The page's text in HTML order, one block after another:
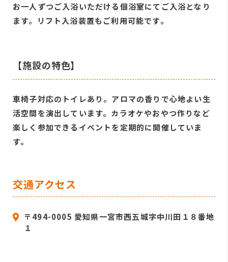
お一人ずつご入浴いただける個浴室にてご入浴となり
ます。リフト入浴装置もご利用可能です。
【施設の特色】
車椅子対応のトイレあり。アロマの香りで心地よい生
活空間を演出しています。カラオケやおやつ作りなど
楽しく参加できるイベントを定期的に開催していま
す。
交通アクセス
〒494-0005 愛知県一宮市西五城字中川田１８番地
１